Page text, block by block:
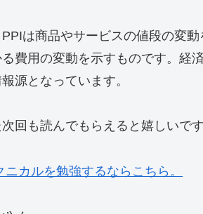
のりんごを作るときに使われる
り方にかかる費用が上がると、
作る工場で使われる材料や労働
産者が商品を作るためにかかる